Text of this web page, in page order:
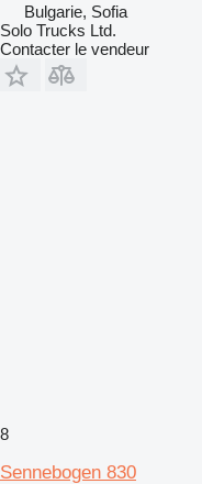
Bulgarie, Sofia
Solo Trucks Ltd.
Contacter le vendeur
8
Sennebogen 830